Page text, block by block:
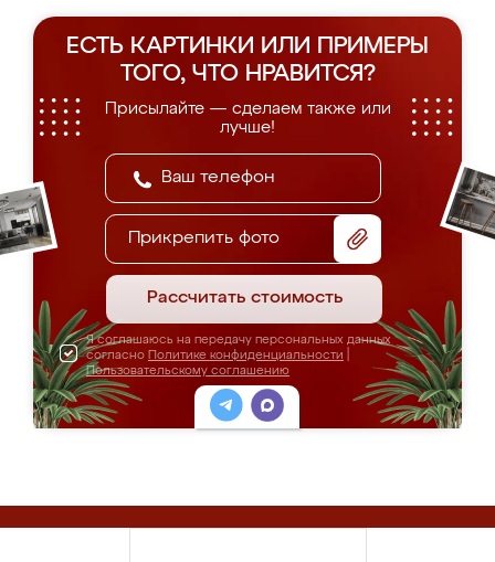
ЕСТЬ КАРТИНКИ ИЛИ ПРИМЕРЫ
ТОГО, ЧТО НРАВИТСЯ?
Присылайте — сделаем также или
лучше!
Прикрепить фото
Рассчитать стоимость
Я соглашаюсь на передачу персональных данных
согласно Политике конфиденциальности
Пользовательскому соглашению